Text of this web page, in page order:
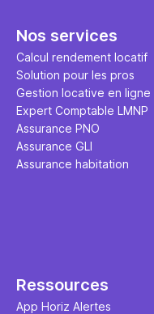
Nos services
Calcul rendement locatif
Solution pour les pros
Gestion locative en ligne
Expert Comptable LMNP
Assurance PNO
Assurance GLI
Assurance habitation
Ressources
App Horiz Alertes